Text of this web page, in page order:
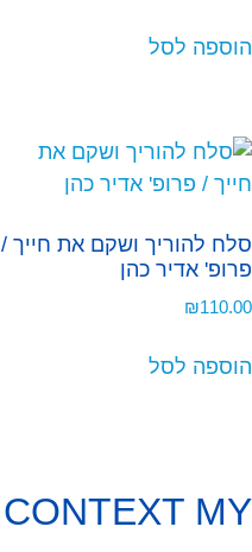
הוספה לסל
סלח להוריך ושקם את חייך /
פרופ' אדיר כהן
₪110.00
הוספה לסל
CONTEXT MY